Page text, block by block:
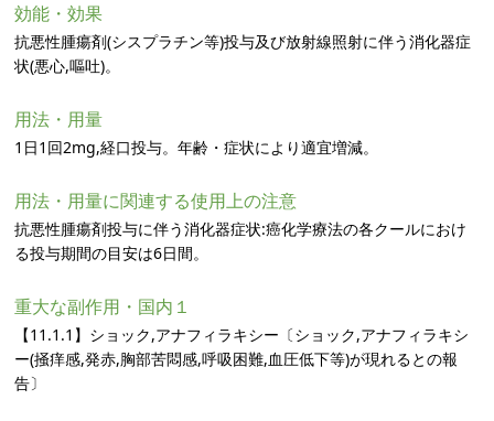
効能・効果
抗悪性腫瘍剤(シスプラチン等)投与及び放射線照射に伴う消化器症
状(悪心,嘔吐)。
用法・用量
1日1回2mg,経口投与。年齢・症状により適宜増減。
用法・用量に関連する使用上の注意
抗悪性腫瘍剤投与に伴う消化器症状:癌化学療法の各クールにおけ
る投与期間の目安は6日間。
重大な副作用・国内１
【11.1.1】ショック,アナフィラキシー〔ショック,アナフィラキシ
ー(掻痒感,発赤,胸部苦悶感,呼吸困難,血圧低下等)が現れるとの報
告〕